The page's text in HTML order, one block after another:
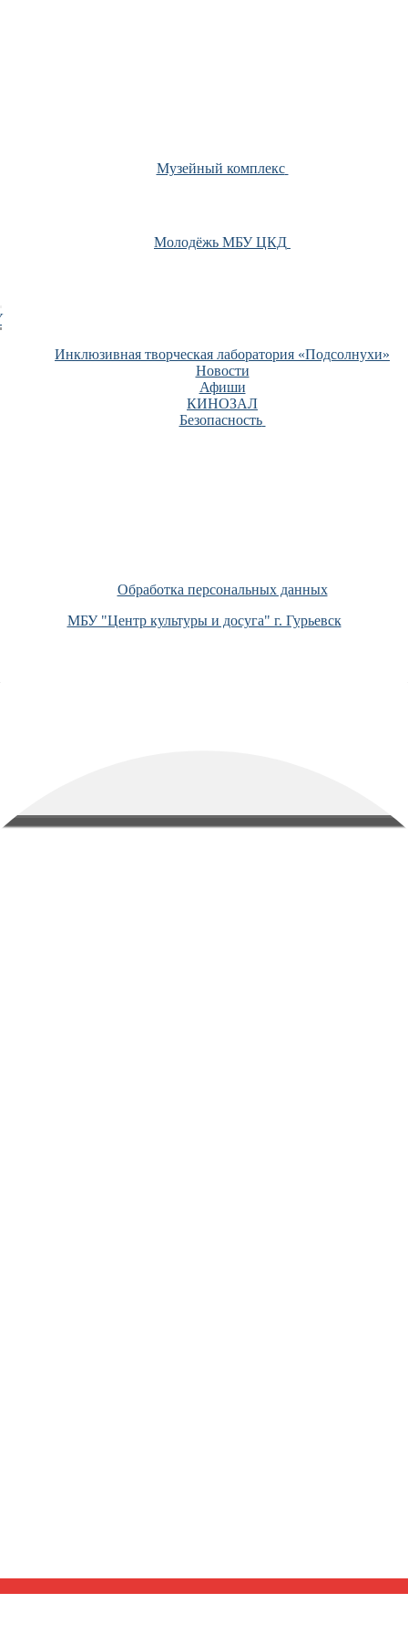
Музейный комплекс
Молодёжь МБУ ЦКД
Инклюзивная творческая лаборатория «Подсолнухи»
Новости
Афиши
КИНОЗАЛ
Безопасность
Обработка персональных данных
МБУ "Центр культуры и досуга" г. Гурьевск